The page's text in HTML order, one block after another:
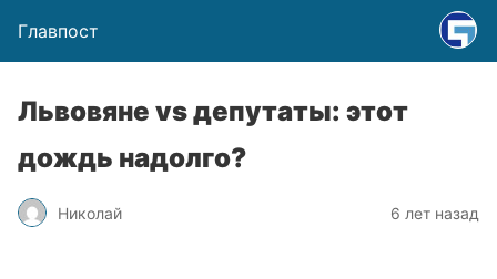
Главпост
Львовяне vs депутаты: этот
дождь надолго?
Николай 6 лет назад